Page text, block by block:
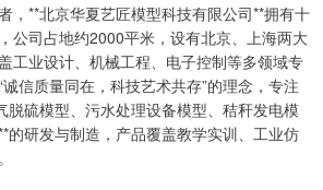
，**北京华夏艺匠模型科技有限公司**拥有十
公司占地约2000平米，设有北京、上海两大
工业设计、机械工程、电子控制等多领域专
信质量同在，科技艺术共存”的理念，专注
脱硫模型、污水处理设备模型、秸秆发电模
的研发与制造，产品覆盖教学实训、工业仿